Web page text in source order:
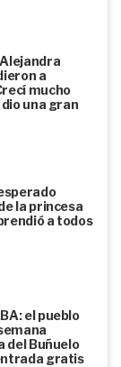
a
mucho
una gran
la princesa
a todos
el pueblo
del Buñuelo
gratis